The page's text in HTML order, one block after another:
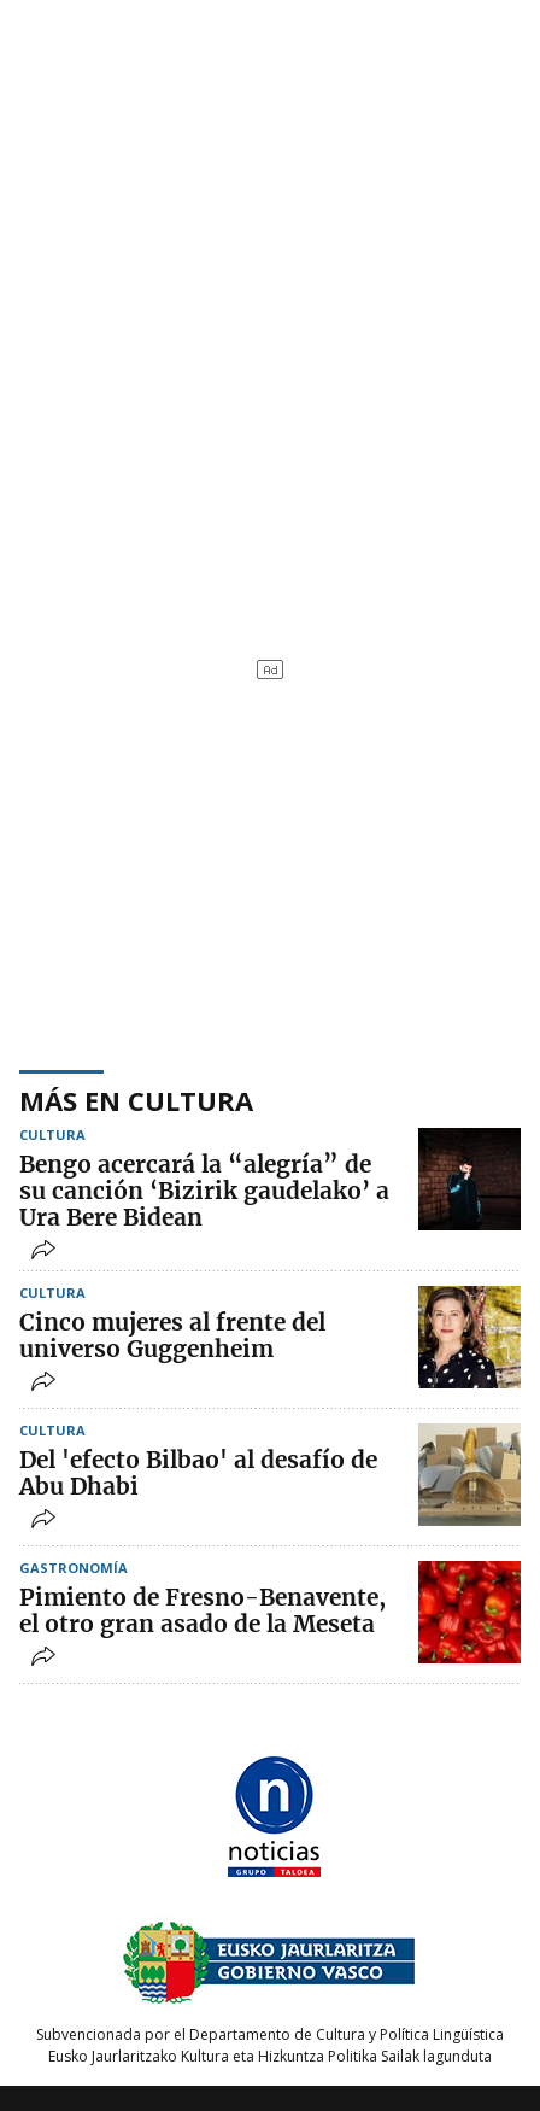
MÁS EN CULTURA
CULTURA
Bengo acercará la “alegría” de
su canción ‘Bizirik gaudelako’ a
Ura Bere Bidean
CULTURA
Cinco mujeres al frente del
universo Guggenheim
CULTURA
Del 'efecto Bilbao' al desafío de
Abu Dhabi
GASTRONOMÍA
Pimiento de Fresno-Benavente,
el otro gran asado de la Meseta
Subvencionada por el Departamento de Cultura y Política Lingüística
Eusko Jaurlaritzako Kultura eta Hizkuntza Politika Sailak lagunduta